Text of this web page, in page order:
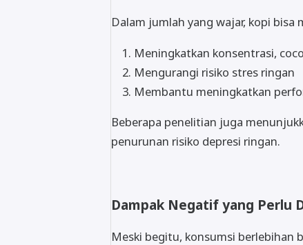
Dalam jumlah yang wajar, kopi
Meningkatkan konsentrasi,
Mengurangi risiko stres ringan
Membantu meningkatkan
Beberapa penelitian juga
penurunan risiko depresi ringan.
Dampak Negatif yang Perlu
Meski begitu, konsumsi berlebihan